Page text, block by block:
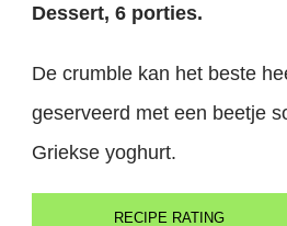
Dessert, 6 porties.
De crumble kan het beste
geserveerd met een beetje
Griekse yoghurt.
RECIPE RATING